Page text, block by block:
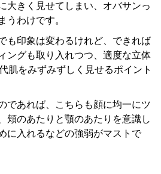
大きく見せてしまい、オバサンっ
うわけです。
も印象は変わるけれど、できれば
ングも取り入れつつ、適度な立体
肌をみずみずしく見せるポイント
であれば、こちらも顔に均一にツ
頬のあたりと顎のあたりを意識し
に入れるなどの強弱がマストで